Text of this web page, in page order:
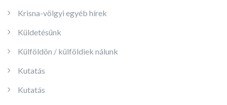
Krisna-völgyi egyéb hírek
Küldetésünk
Külföldön / külföldiek nálunk
Kutatás
Kutatás